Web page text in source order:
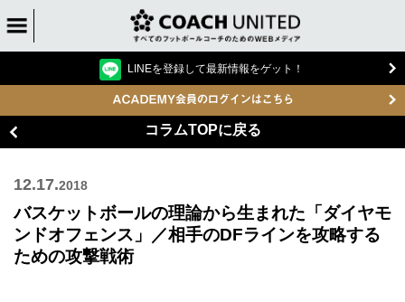
LINEを登録して最新情報をゲット！
コラムTOPに戻る
12.17.2018
バスケットボールの理論から生まれた「ダイヤモ
ンドオフェンス」／相手のDFラインを攻略する
ための攻撃戦術